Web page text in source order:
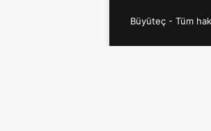
Büyüteç - Tüm